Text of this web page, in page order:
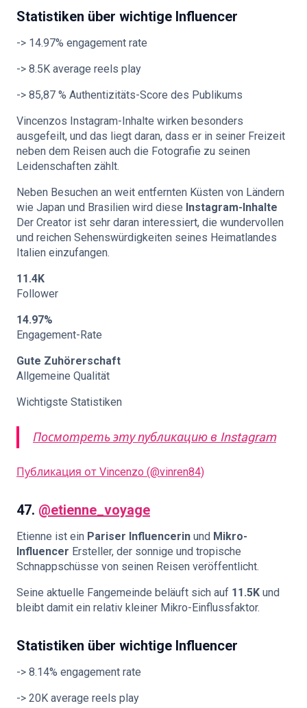
Statistiken über wichtige Influencer
-> 14.97% engagement rate
-> 8.5K average reels play
-> 85,87 % Authentizitäts-Score des Publikums
Vincenzos Instagram-Inhalte wirken besonders
ausgefeilt, und das liegt daran, dass er in seiner Freizeit
neben dem Reisen auch die Fotografie zu seinen
Leidenschaften zählt.
Neben Besuchen an weit entfernten Küsten von Ländern
wie Japan und Brasilien wird diese Instagram-Inhalte
Der Creator ist sehr daran interessiert, die wundervollen
und reichen Sehenswürdigkeiten seines Heimatlandes
Italien einzufangen.
11.4K
Follower
14.97%
Engagement-Rate
Gute Zuhörerschaft
Allgemeine Qualität
Wichtigste Statistiken
Посмотреть эту публикацию в Instagram
Публикация от Vincenzo (@vinren84)
47. @etienne_voyage
Etienne ist ein Pariser Influencerin und Mikro-
Influencer Ersteller, der sonnige und tropische
Schnappschüsse von seinen Reisen veröffentlicht.
Seine aktuelle Fangemeinde beläuft sich auf 11.5K und
bleibt damit ein relativ kleiner Mikro-Einflussfaktor.
Statistiken über wichtige Influencer
-> 8.14% engagement rate
-> 20K average reels play